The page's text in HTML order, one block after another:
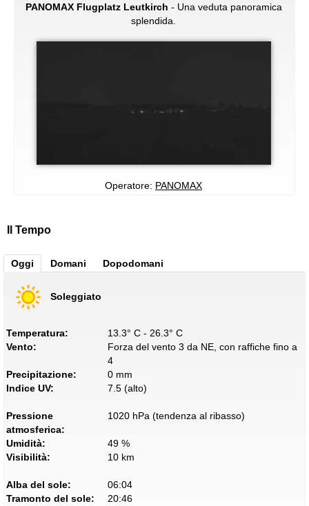
PANOMAX Flugplatz Leutkirch - Una veduta panoramica
splendida.
Operatore: PANOMAX
Il Tempo
Oggi Domani Dopodomani
Soleggiato
Temperatura:
13.3° C - 26.3° C
Vento:
Forza del vento 3 da NE, con raffiche fino a
4
Precipitazione:
0 mm
Indice UV:
7.5 (alto)
Pressione
atmosferica:
1020 hPa (tendenza al ribasso)
Umidità:
49 %
Visibilità:
10 km
Alba del sole:
06:04
Tramonto del sole:
20:46